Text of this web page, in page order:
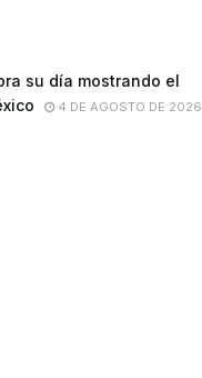
su día mostrando el
4 DE AGOSTO DE 2026